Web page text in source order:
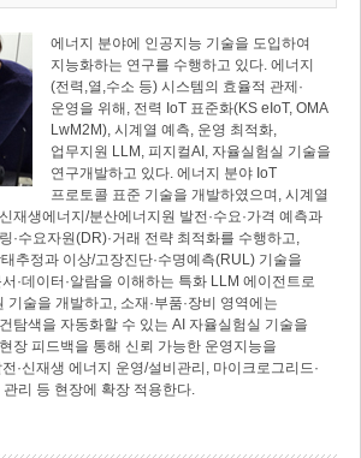
에너지 분야에 인공지능 기술을 도입하여
지능화하는 연구를 수행하고 있다. 에너지
(전력,열,수소 등) 시스템의 효율적 관제·
운영을 위해, 전력 IoT 표준화(KS eIoT, OMA
LwM2M), 시계열 예측, 운영 최적화,
업무지원 LLM, 피지컬AI, 자율실험실 기술을
연구개발하고 있다. 에너지 분야 IoT
프로토콜 표준 기술을 개발하였으며, 시계열
재생에너지/분산에너지원 발전·수요·가격 예측과
·수요자원(DR)·거래 전략 최적화를 수행하고,
추정과 이상/고장진단·수명예측(RUL) 기술을
·데이터·알람을 이해하는 특화 LLM 에이전트로
기술을 개발하고, 소재·부품·장비 영역에는
탐색을 자동화할 수 있는 AI 자율실험실 기술을
장 피드백을 통해 신뢰 가능한 운영지능을
·신재생 에너지 운영/설비관리, 마이크로그리드·
리 등 현장에 확장 적용한다.